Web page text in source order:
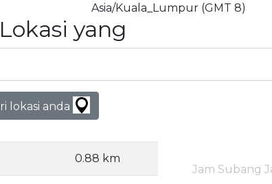
Asia/Kuala_Lumpur (GMT 8)
yang
lokasi anda
0.88 km
Jam Subang